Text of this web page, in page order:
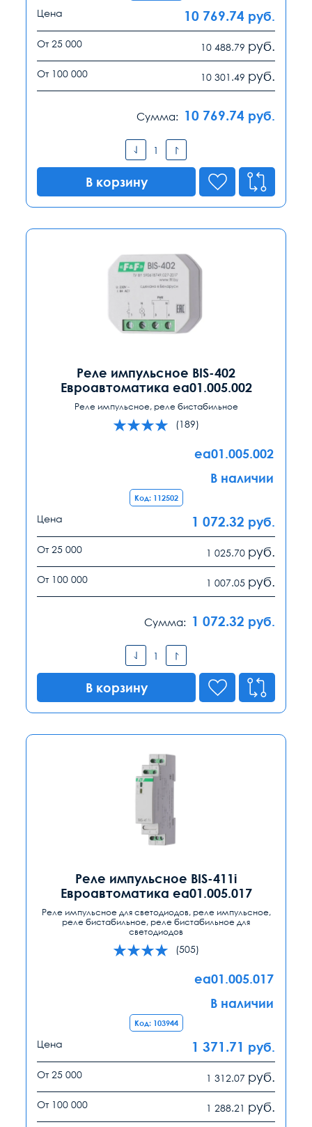
Цена 10 769.74 руб.
От 25 000 10 488.79 руб.
От 100 000 10 301.49 руб.
Сумма: 10 769.74 руб.
В корзину
Реле импульсное BIS-402
Евроавтоматика ea01.005.002
Реле импульсное, реле бистабильное
(189)
ea01.005.002
В наличии
Код: 112502
Цена 1 072.32 руб.
От 25 000 1 025.70 руб.
От 100 000 1 007.05 руб.
Сумма: 1 072.32 руб.
В корзину
Реле импульсное BIS-411i
Евроавтоматика ea01.005.017
Реле импульсное для светодиодов, реле импульсное,
реле бистабильное, реле бистабильное для
светодиодов
(505)
ea01.005.017
В наличии
Код: 103944
Цена 1 371.71 руб.
От 25 000 1 312.07 руб.
От 100 000 1 288.21 руб.